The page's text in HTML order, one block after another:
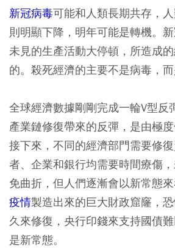
新冠病毒可能和人類長期共存，
則明顯下降，明年可能是轉機。
未見的生產活動大停頓，所造成
的。殺死經濟的主要不是病毒，而
全球經濟數據剛剛完成一輪V型反
產業鏈修復帶來的反彈，是由極度
接下來，不同的經濟部門需要修
者、企業和銀行均需要時間療傷
免曲折，但人們逐漸會以新常態
疫情製造出來的巨大財政窟窿，
久來修復，央行印錢來支持國債
是新常態。